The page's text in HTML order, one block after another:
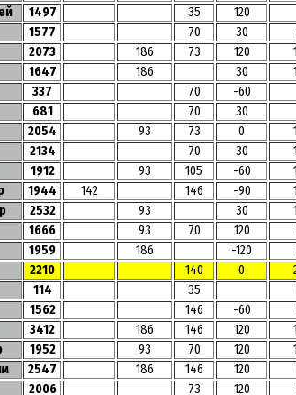
1497 35 120
1577 70 30
2073 186 73 120
1647 186 30
337 70 -60
681 70 30
2054 93 73 0
2134 70 30
1912 93 105 -60
1944 142 146 -90
2532 93 30
1666 93 70 120
1959 186 -120
2210 140 0
114 35
1562 146 -60
3412 186 146 120
1952 93 70 120
2547 186 146 120
2006 73 120